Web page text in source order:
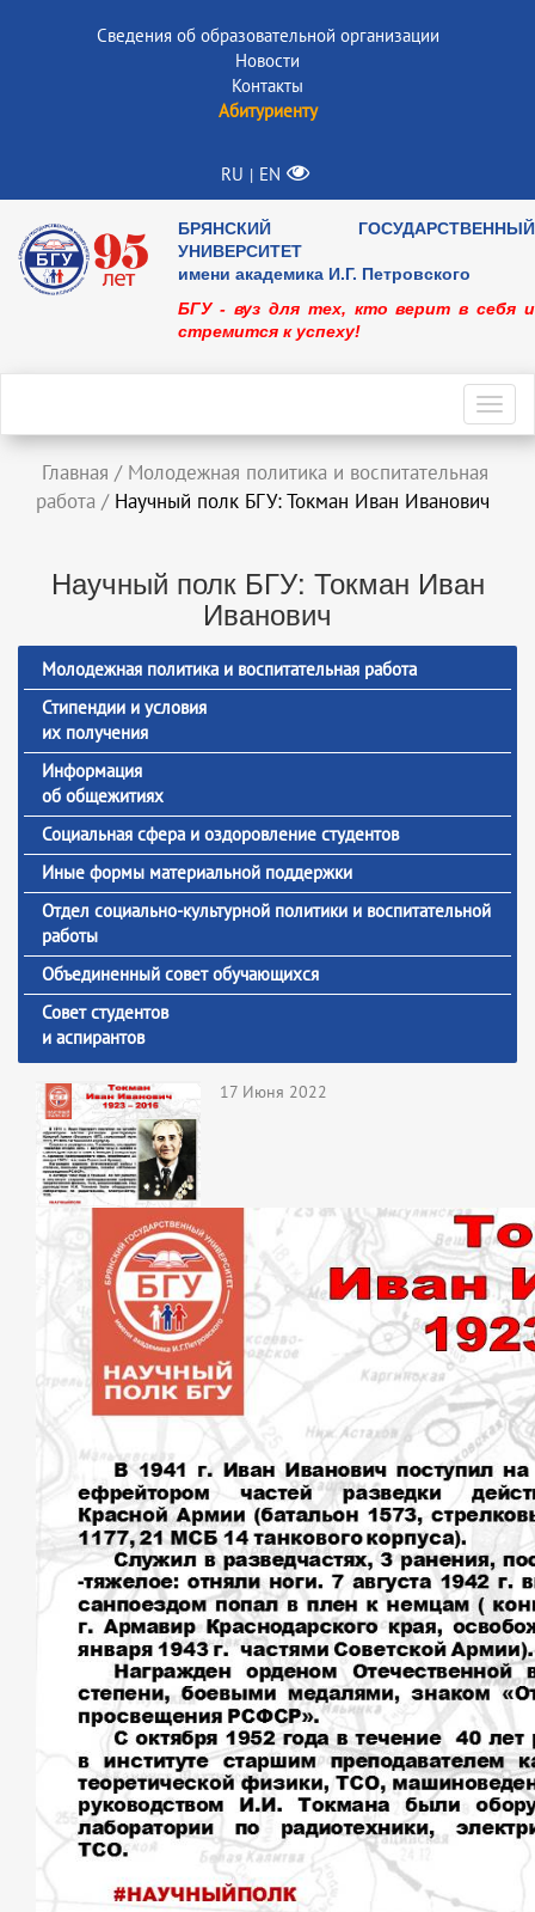
Сведения об образовательной организации
Новости
Контакты
Абитуриенту
RU | EN
БРЯНСКИЙ ГОСУДАРСТВЕННЫЙ
УНИВЕРСИТЕТ
имени академика И.Г. Петровского
БГУ - вуз для тех, кто верит в себя и
стремится к успеху!
Главная / Молодежная политика и воспитательная
работа / Научный полк БГУ: Токман Иван Иванович
Научный полк БГУ: Токман Иван
Иванович
Молодежная политика и воспитательная работа
Стипендии и условия
их получения
Информация
об общежитиях
Социальная сфера и оздоровление студентов
Иные формы материальной поддержки
Отдел социально-культурной политики и воспитательной
работы
Объединенный совет обучающихся
Совет студентов
и аспирантов
17 Июня 2022